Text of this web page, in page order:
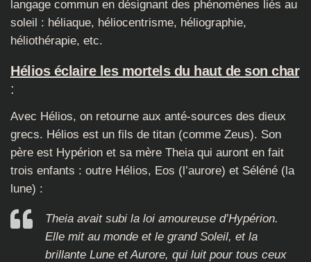
langage commun en désignant des phénomènes liés au
soleil : héliaque, héliocentrisme, héliographie,
héliothérapie, etc.
Hélios éclaire les mortels du haut de son char
:
Avec Hélios, on retourne aux anté-sources des dieux
grecs. Hélios est un fils de titan (comme Zeus). Son
père est Hypérion et sa mère Theia qui auront en fait
trois enfants : outre Hélios, Eos (l’aurore) et Séléné (la
lune) :
Theia avait subi la loi amoureuse d’Hypérion.
Elle mit au monde et le grand Soleil, et la
brillante Lune et Aurore, qui luit pour tous ceux